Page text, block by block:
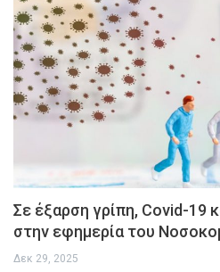
Σε έξαρση γρίπη, Covid-19
στην εφημερία του
Δεκ 29, 2025